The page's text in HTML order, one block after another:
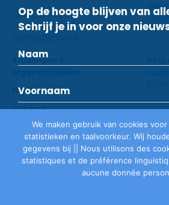
We maken gebruik van cookies
statistieken en taalvoorkeur. Wij
gegevens bij || Nous utilisons des
statistiques et de préférence
aucune donnée
Tel: 02 660 59 11
Fax: 02 660 50 97
info@vsoa-pol.be
Afdelingen &
Nieuws
Contact
Lid worden
Op de hoogte blijven van
Schrijf je in voor onze